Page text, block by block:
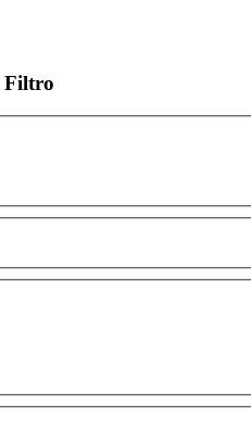
Filtro